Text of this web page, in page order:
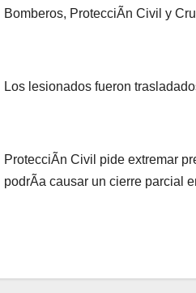
Bomberos, ProtecciÃn Civil y
Los lesionados fueron
ProtecciÃn Civil pide extremar
podrÃa causar un cierre parcial